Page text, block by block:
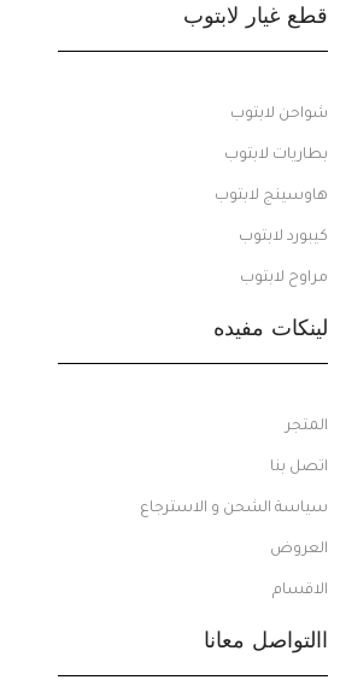
قطع غيار لابتوب
شواحن لابتوب
بطاريات لابتوب
هاوسينج لابتوب
كيبورد لابتوب
مراوح لابتوب
لينكات مفيده
المتجر
اتصل بنا
سياسة الشحن و الاسترجاع
العروض
الاقسام
االتواصل معانا